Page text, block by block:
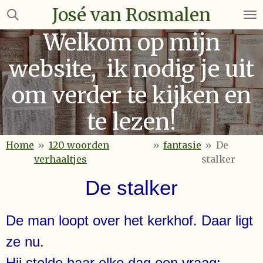
Ga
naar
de
hoofdinhoud
José van Rosmalen
Welkom op mijn
website, ik nodig je uit
om verder te kijken en
te lezen!
Home » 120 woorden
verhaaltjes
» fantasie » De
stalker
De stalker
De man loopt over het kerkhof. Daar ligt
ze nu.